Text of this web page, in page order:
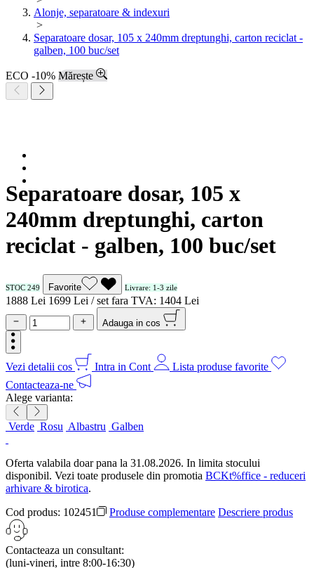
Alonje, separatoare & indexuri
>
Separatoare dosar, 105 x 240mm dreptunghi, carton reciclat -
galben, 100 buc/set
ECO -10% Mărește
Separatoare dosar, 105 x
240mm dreptunghi, carton
reciclat - galben, 100 buc/set
STOC 249 Favorite Livrare: 1-3 zile
1888 Lei 1699 Lei / set fara TVA: 1404 Lei
Adauga in cos
Vezi detalii cos Intra in Cont
Lista produse favorite
Contacteaza-ne
Alege varianta:
Verde Rosu Albastru Galben
Oferta valabila doar pana la 31.08.2026. In limita stocului
disponibil. Vezi toate produsele din promotia BCKt%ffice - reduceri
arhivare & birotica.
Cod produs: 102451 Produse complementare Descriere produs
Contacteaza un consultant:
(luni-vineri, intre 8:00-16:30)